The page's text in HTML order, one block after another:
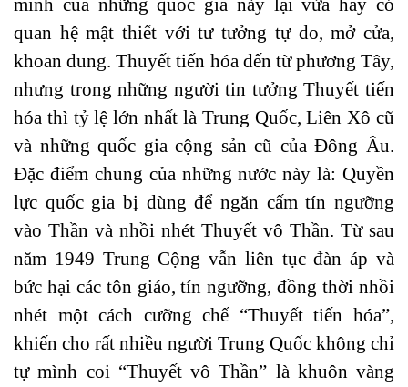
quan hệ mật thiết với tư tưởng tự do, mở cửa,
khoan dung. Thuyết tiến hóa đến từ phương Tây,
nhưng trong những người tin tưởng Thuyết tiến
hóa thì tỷ lệ lớn nhất là Trung Quốc, Liên Xô cũ
và những quốc gia cộng sản cũ của Đông Âu.
Đặc điểm chung của những nước này là: Quyền
lực quốc gia bị dùng để ngăn cấm tín ngưỡng
vào Thần và nhồi nhét Thuyết vô Thần. Từ sau
năm 1949 Trung Cộng vẫn liên tục đàn áp và
bức hại các tôn giáo, tín ngưỡng, đồng thời nhồi
nhét một cách cưỡng chế “Thuyết tiến hóa”,
khiến cho rất nhiều người Trung Quốc không chỉ
tự mình coi “Thuyết vô Thần” là khuôn vàng